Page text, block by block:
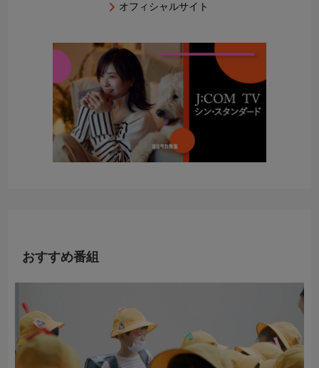
オフィシャルサイト
おすすめ番組